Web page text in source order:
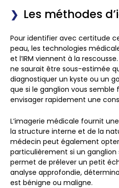
Les méthodes
Pour identifier avec certitude
peau, les technologies
et l’IRM viennent à la
ne saurait être sous-estimée
diagnostiquer un kyste ou un
que si le ganglion vous semble
envisager rapidement une
L’imagerie médicale fournit
la structure interne et de la
médecin peut également
particulièrement si un
permet de prélever un petit
analyse approfondie,
est bénigne ou maligne.